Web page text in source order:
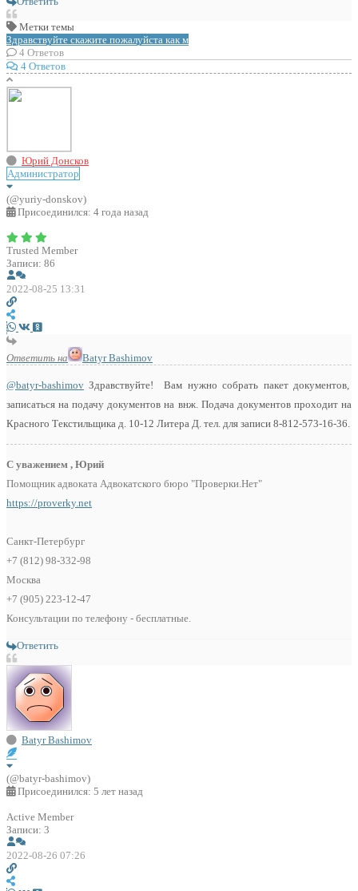
Метки темы
Здравствуйте скажите пожалуйста как м
4 Ответов
4 Ответов
Юрий Донсков
Администратор
(@yuriy-donskov)
Присоединился: 4 года назад
Trusted Member
Записи: 86
2022-08-25 13:31
Ответить на Batyr Bashimov
@batyr-bashimov Здравствуйте! Вам нужно собрать пакет документов,
записаться на подачу документов на внж. Подача документов проходит на
Красного Текстильщика д. 10-12 Литера Д. тел. для записи 8-812-573-16-36.
С уважением , Юрий
Помощник адвоката Адвокатского бюро "Проверки.Нет"
https://proverky.net
Санкт-Петербург
+7 (812) 98-332-98
Москва
+7 (905) 223-12-47
Консультации по телефону - бесплатные.
Ответить
Batyr Bashimov
(@batyr-bashimov)
Присоединился: 5 лет назад
Active Member
Записи: 3
2022-08-26 07:26